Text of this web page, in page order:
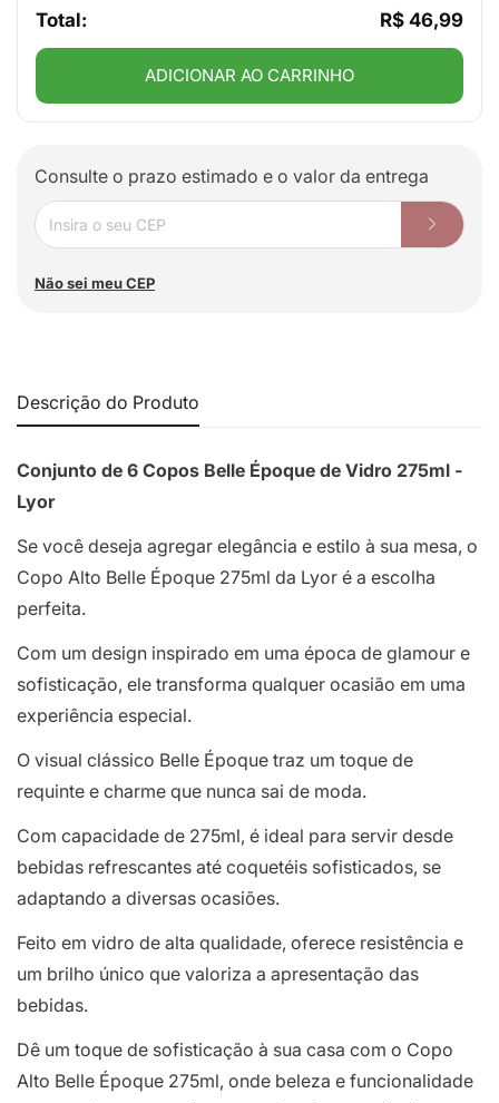
Total: R$ 46,99
ADICIONAR AO CARRINHO
Consulte o prazo estimado e o valor da entrega
Não sei meu CEP
Descrição do Produto
Conjunto de 6 Copos Belle Époque de Vidro 275ml -
Lyor
Se você deseja agregar elegância e estilo à sua mesa, o
Copo Alto Belle Époque 275ml da Lyor é a escolha
perfeita.
Com um design inspirado em uma época de glamour e
sofisticação, ele transforma qualquer ocasião em uma
experiência especial.
O visual clássico Belle Époque traz um toque de
requinte e charme que nunca sai de moda.
Com capacidade de 275ml, é ideal para servir desde
bebidas refrescantes até coquetéis sofisticados, se
adaptando a diversas ocasiões.
Feito em vidro de alta qualidade, oferece resistência e
um brilho único que valoriza a apresentação das
bebidas.
Dê um toque de sofisticação à sua casa com o Copo
Alto Belle Époque 275ml, onde beleza e funcionalidade